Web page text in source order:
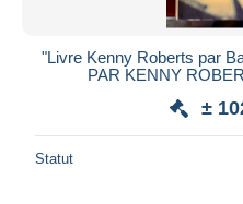
"Livre Kenny Roberts par
PAR KENNY
±
Statut